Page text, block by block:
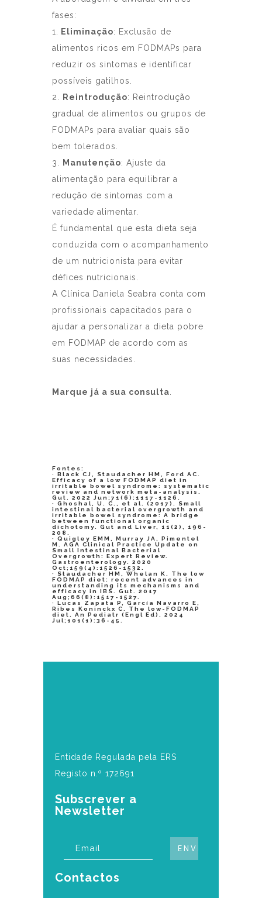
fases:
1.
Eliminação: Exclusão de
alimentos ricos em FODMAPs para
reduzir os sintomas e identificar
possíveis gatilhos.
2.
Reintrodução: Reintrodução
gradual de alimentos ou grupos de
FODMAPs para avaliar quais são
bem tolerados.
3.
Manutenção: Ajuste da
alimentação para equilibrar a
redução de sintomas com a
variedade alimentar.
É fundamental que esta dieta seja
conduzida com o acompanhamento
de um nutricionista para evitar
défices nutricionais.
A Clínica Daniela Seabra conta com
profissionais capacitados para o
ajudar a personalizar a dieta pobre
em FODMAP de acordo com as
suas necessidades.
Marque já a sua consulta
Fontes:
· Black CJ, Staudacher HM, Ford AC.
Efficacy of a low FODMAP diet in
irritable bowel syndrome: systematic
review and network meta-analysis.
Gut. 2022 Jun;71(6):1117-1126.
· Ghoshal, U. C., et al. (2017). Small
intestinal bacterial overgrowth and
irritable bowel syndrome: A bridge
between functional organic
dichotomy. Gut and Liver, 11(2), 196-
208.
· Quigley EMM, Murray JA, Pimentel
M. AGA Clinical Practice Update on
Small Intestinal Bacterial
Overgrowth: Expert Review.
Gastroenterology. 2020
Oct;159(4):1526-1532.
· Staudacher HM, Whelan K. The low
FODMAP diet: recent advances in
understanding its mechanisms and
efficacy in IBS. Gut. 2017
Aug;66(8):1517-1527.
· Lucas Zapata P, García Navarro E,
Ribes Koninckx C. The low-FODMAP
diet. An Pediatr (Engl Ed). 2024
Jul;101(1):36-45.
Entidade Regulada pela ERS
Registo n.º 172691
Subscrever a
Newsletter
Contactos